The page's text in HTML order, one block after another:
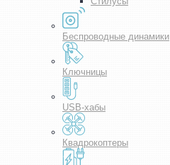
Беспроводные динамики
Ключницы
USB-хабы
Квадрокоптеры